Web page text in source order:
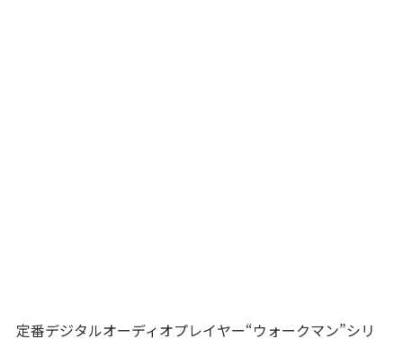
定番デジタルオーディオプレイヤー“ウォークマン”シリ